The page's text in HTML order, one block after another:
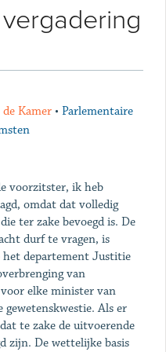
Kamer • Parlementaire
voorzitster, ik heb
omdat dat volledig
ter zake bevoegd is. De
durf te vragen, is
het departement Justitie
van
elke minister van
Als er
te zake de uitvoerende
zijn. De wettelijke basis